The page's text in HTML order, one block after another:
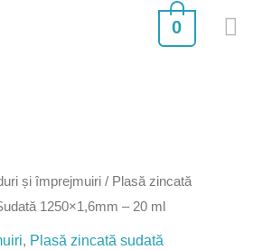
0
și împrejmuiri / Plasă zincată
1250×1,6mm – 20 ml
, Plasă zincată sudată